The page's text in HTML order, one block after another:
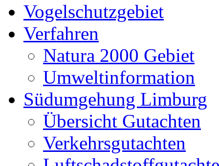
Vogelschutzgebiet
Verfahren
Natura 2000 Gebiet
Umweltinformation
Südumgehung Limburg
Übersicht Gutachten
Verkehrsgutachten